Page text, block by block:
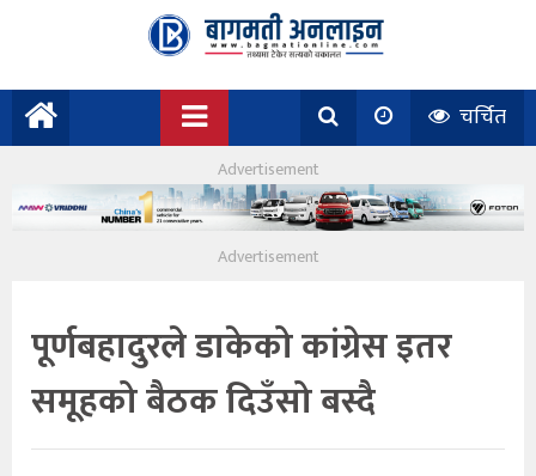
चर्चित
पूर्णबहादुरले डाकेको कांग्रेस इतर
समूहको बैठक दिउँसो बस्दै